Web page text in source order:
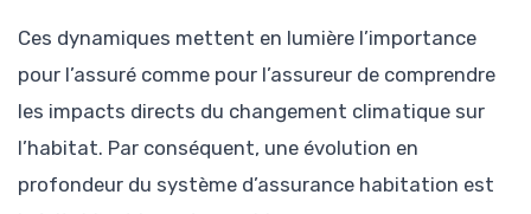
Ces dynamiques mettent en lumière l’importance
pour l’assuré comme pour l’assureur de comprendre
les impacts directs du changement climatique sur
l’habitat. Par conséquent, une évolution en
profondeur du système d’assurance habitation est